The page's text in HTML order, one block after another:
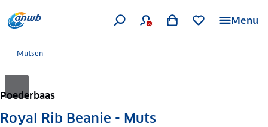
Menu
Mutsen
Poederbaas
Royal Rib Beanie - Muts